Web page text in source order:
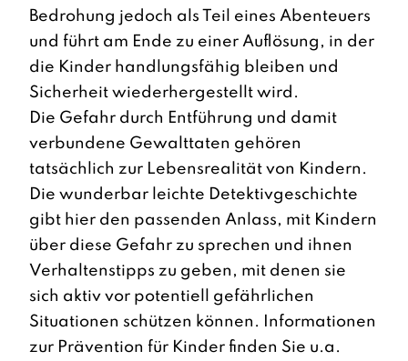
Bedrohung jedoch als Teil eines Abenteuers
und führt am Ende zu einer Auflösung, in der
die Kinder handlungsfähig bleiben und
Sicherheit wiederhergestellt wird.
Die Gefahr durch Entführung und damit
verbundene Gewalttaten gehören
tatsächlich zur Lebensrealität von Kindern.
Die wunderbar leichte Detektivgeschichte
gibt hier den passenden Anlass, mit Kindern
über diese Gefahr zu sprechen und ihnen
Verhaltenstipps zu geben, mit denen sie
sich aktiv vor potentiell gefährlichen
Situationen schützen können. Informationen
zur Prävention für Kinder finden Sie u.a.